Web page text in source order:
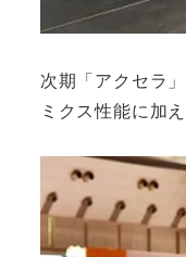
次期「アクセラ
ミクス性能に加